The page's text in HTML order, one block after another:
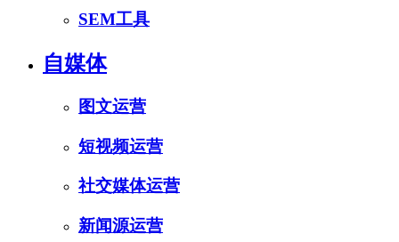
SEM工具
自媒体
图文运营
短视频运营
社交媒体运营
新闻源运营